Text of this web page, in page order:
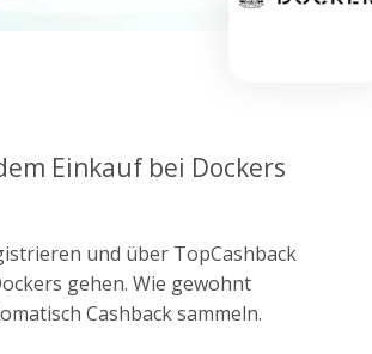
Einkauf bei Dockers
und über TopCashback
gehen. Wie gewohnt
Cashback sammeln.